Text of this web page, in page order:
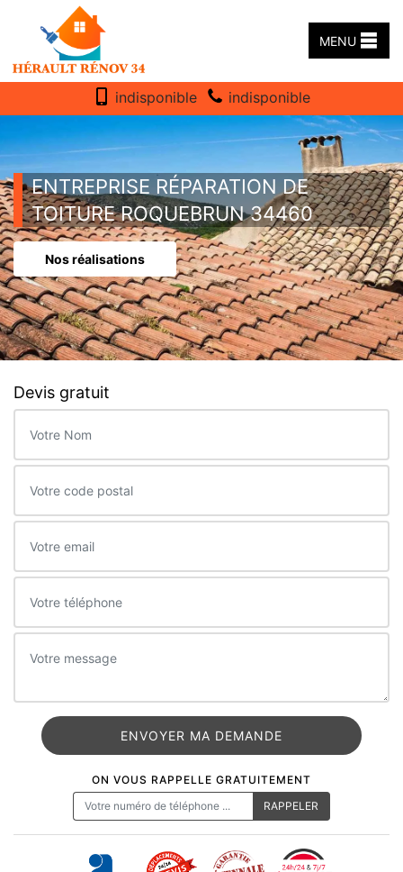
MENU
indisponible indisponible
ENTREPRISE RÉPARATION DE
TOITURE ROQUEBRUN 34460
Nos réalisations
Devis gratuit
ON VOUS RAPPELLE GRATUITEMENT